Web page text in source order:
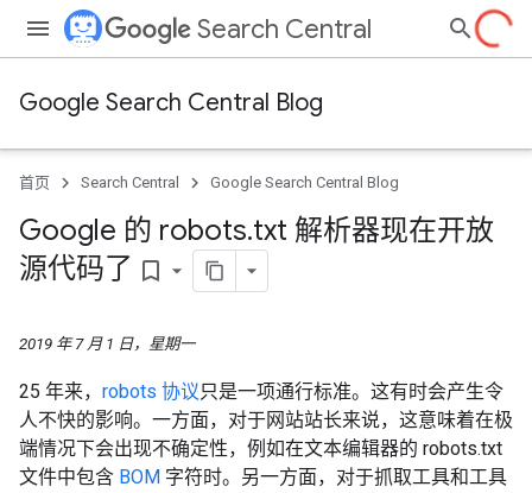
Search Central
Google Search Central Blog
首页 Search Central Google Search Central Blog
Google 的 robots.txt 解析器现在开放
源代码了 bookmark_border
2019 年 7 月 1 日，星期一
25 年来， robots 协议只是一项通行标准。这有时会产生令
人不快的影响。一方面，对于网站站长来说，这意味着在极
端情况下会出现不确定性，例如在文本编辑器的 robots.txt
文件中包含 BOM 字符时。另一方面，对于抓取工具和工具